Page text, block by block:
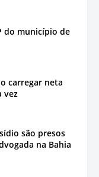
do município de
carregar neta
vez
são presos
na Bahia